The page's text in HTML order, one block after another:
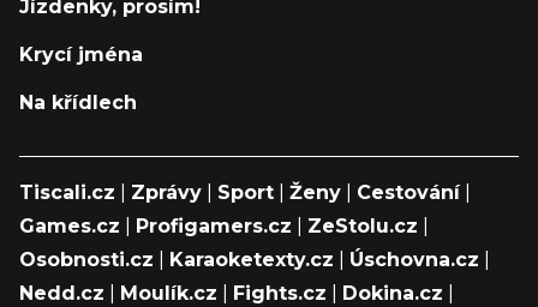
Jízdenky, prosím!
Krycí jména
Na křídlech
Tiscali.cz Zprávy Sport Ženy Cestování|
Games.cz
Profigamers.cz ZeStolu.cz
Osobnosti.cz
Karaoketexty.cz Úschovna.cz
Nedd.cz
Moulík.cz Fights.cz Dokina.cz